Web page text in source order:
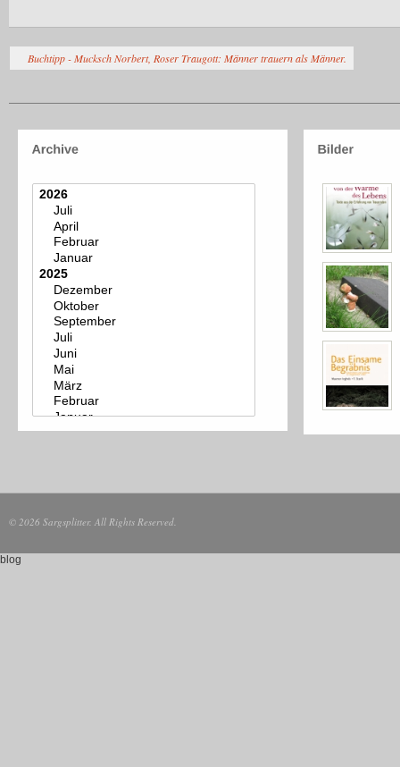
Buchtipp - Mucksch Norbert, Roser Traugott: Männer trauern als Männer.
© 2026 Sargsplitter. All Rights Reserved.
blog